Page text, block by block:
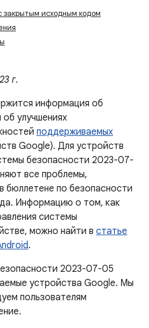
закрытым исходным кодом
г.
информация об
улучшениях
поддерживаемых
Google). Для устройств
безопасности 2023-07-
все проблемы,
бюллетене по безопасности
Информацию о том, как
системы
можно найти в статье
.
2023-07-05
устройства Google. Мы
пользователям